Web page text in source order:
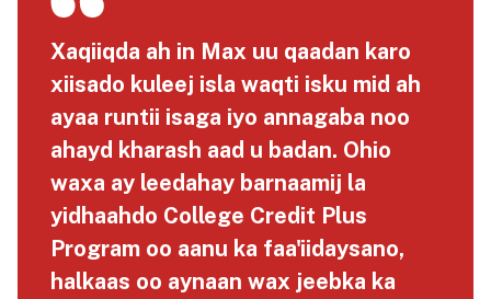
Xaqiiqda ah in Max uu qaadan karo
xiisado kuleej isla waqti isku mid ah
ayaa runtii isaga iyo annagaba noo
ahayd kharash aad u badan. Ohio
waxa ay leedahay barnaamij la
yidhaahdo College Credit Plus
Program oo aanu ka faa'iidaysano,
halkaas oo aynaan wax jeebka ka